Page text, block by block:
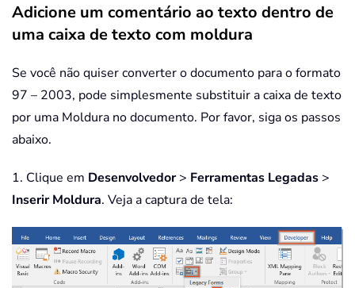
Adicione um comentário ao texto dentro de
uma caixa de texto com moldura
Se você não quiser converter o documento para o formato
97 – 2003, pode simplesmente substituir a caixa de texto
por uma Moldura no documento. Por favor, siga os passos
abaixo.
1. Clique em Desenvolvedor> Ferramentas Legadas >
Inserir Moldura. Veja a captura de tela: